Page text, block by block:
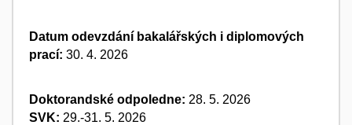
Datum odevzdání bakalářských i diplomových
prací: 30. 4. 2026
Doktorandské odpoledne: 28. 5. 2026
SVK: 29.-31. 5. 2026